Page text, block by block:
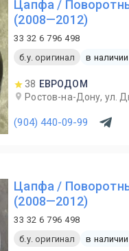
Цапфа /
(2008—2012)
33 32 6 796 498
б.у. оригинал
в наличии
38 ЕВРОДОМ
Ростов-на-Дону, ул.
(904) 440-09-99
Цапфа /
(2008—2012)
33 32 6 796 498
б.у. оригинал
в наличии